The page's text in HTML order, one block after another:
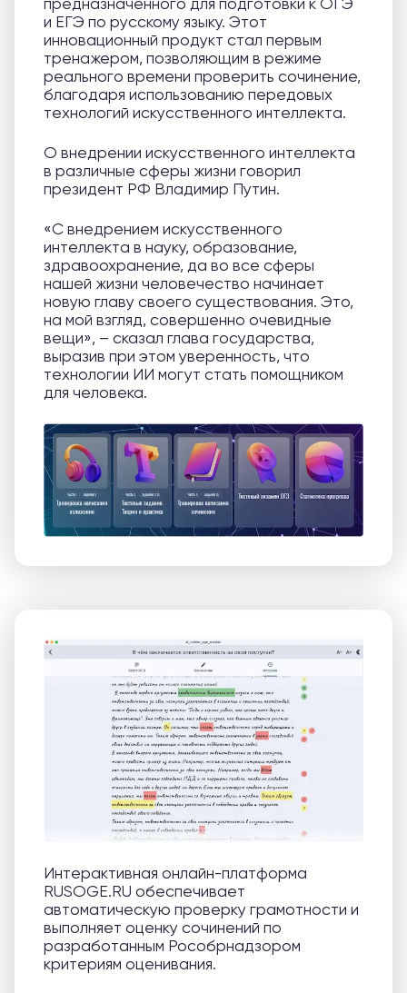
предназначенного для подготовки к ОГЭ
и ЕГЭ по русскому языку. Этот
инновационный продукт стал первым
тренажером, позволяющим в режиме
реального времени проверить сочинение,
благодаря использованию передовых
технологий искусственного интеллекта.
О внедрении искусственного интеллекта
в различные сферы жизни говорил
президент РФ Владимир Путин.
«С внедрением искусственного
интеллекта в науку, образование,
здравоохранение, да во все сферы
нашей жизни человечество начинает
новую главу своего существования. Это,
на мой взгляд, совершенно очевидные
вещи», – сказал глава государства,
выразив при этом уверенность, что
технологии ИИ могут стать помощником
для человека.
Интерактивная онлайн-платформа
RUSOGE.RU обеспечивает
автоматическую проверку грамотности и
выполняет оценку сочинений по
разработанным Рособрнадзором
критериям оценивания.